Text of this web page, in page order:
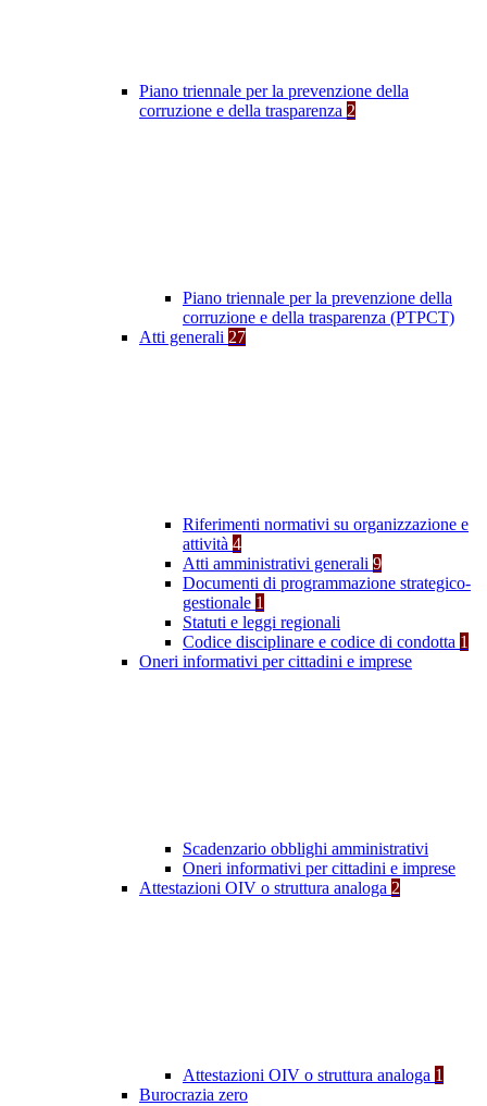
Piano triennale per la prevenzione della
corruzione e della trasparenza 2
Piano triennale per la prevenzione della
corruzione e della trasparenza (PTPCT)
Atti generali 27
Riferimenti normativi su organizzazione e
attività 4
Atti amministrativi generali 9
Documenti di programmazione strategico-
gestionale 1
Statuti e leggi regionali
Codice disciplinare e codice di condotta 1
Oneri informativi per cittadini e imprese
Scadenzario obblighi amministrativi
Oneri informativi per cittadini e imprese
Attestazioni OIV o struttura analoga 2
Attestazioni OIV o struttura analoga 1
Burocrazia zero